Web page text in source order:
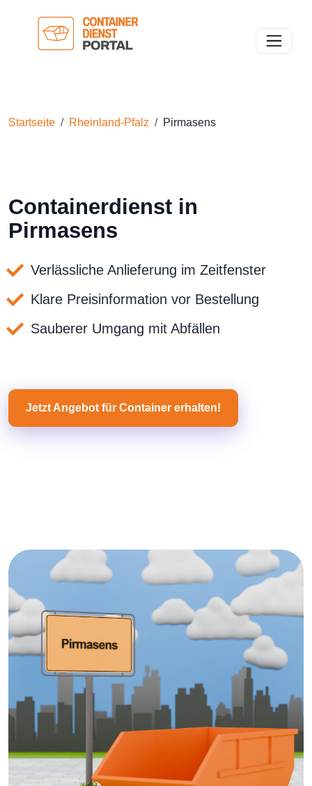
Toggle
Startseite Rheinland-Pfalz Pirmasens
Containerdienst in
Pirmasens
Verlässliche Anlieferung im Zeitfenster
Klare Preisinformation vor Bestellung
Sauberer Umgang mit Abfällen
Jetzt Angebot für Container erhalten!